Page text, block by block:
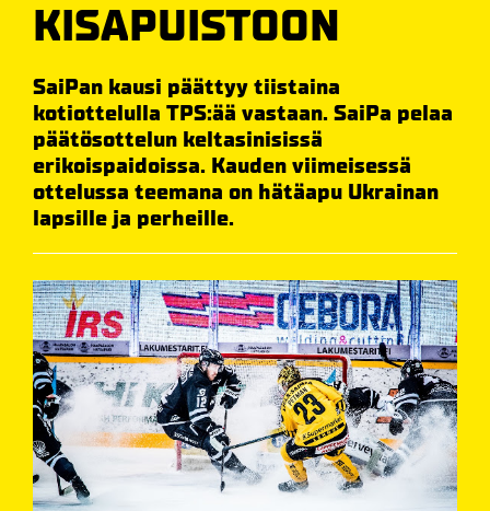
KISAPUISTOON
SaiPan kausi päättyy tiistaina
kotiottelulla TPS:ää vastaan. SaiPa pelaa
päätösottelun keltasinisissä
erikoispaidoissa. Kauden viimeisessä
ottelussa teemana on hätäapu Ukrainan
lapsille ja perheille.